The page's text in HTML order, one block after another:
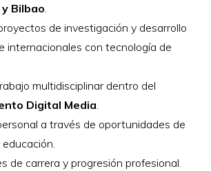
Bilbao
de investigación y desarrollo
internacionales con tecnología de
multidisciplinar dentro del
Digital Media
a través de oportunidades de
de carrera y progresión profesional.